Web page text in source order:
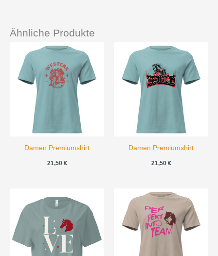
Ähnliche Produkte
Damen Premiumshirt
21,50 €
Damen Premiumshirt
21,50 €